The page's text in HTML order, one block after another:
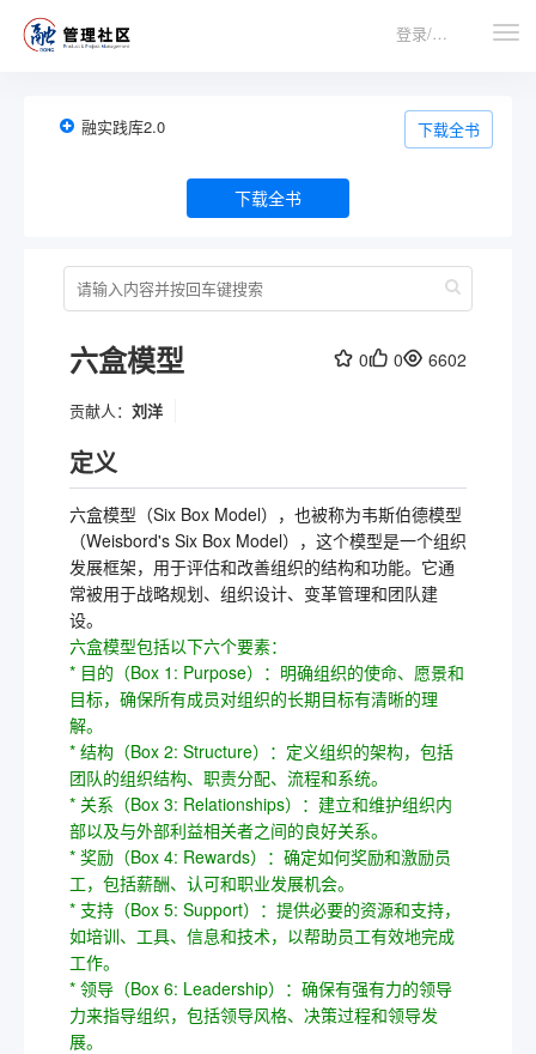
登录/注册
下载全书
融实践库2.0
下载全书
六盒模型 0 0 6602
贡献人： 刘洋
定义
六盒模型（Six Box Model），也被称为韦斯伯德模型
（Weisbord's Six Box Model），这个模型是一个组织
发展框架，用于评估和改善组织的结构和功能。它通
常被用于战略规划、组织设计、变革管理和团队建
设。
六盒模型包括以下六个要素：
* 目的（Box 1: Purpose）：明确组织的使命、愿景和
目标，确保所有成员对组织的长期目标有清晰的理
解。
* 结构（Box 2: Structure）：定义组织的架构，包括
团队的组织结构、职责分配、流程和系统。
* 关系（Box 3: Relationships）：建立和维护组织内
部以及与外部利益相关者之间的良好关系。
* 奖励（Box 4: Rewards）：确定如何奖励和激励员
工，包括薪酬、认可和职业发展机会。
* 支持（Box 5: Support）：提供必要的资源和支持，
如培训、工具、信息和技术，以帮助员工有效地完成
工作。
* 领导（Box 6: Leadership）：确保有强有力的领导
力来指导组织，包括领导风格、决策过程和领导发
展。